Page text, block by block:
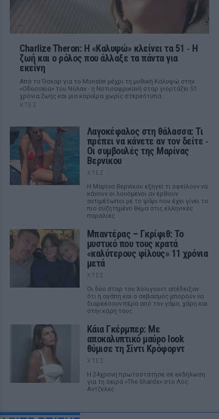
Charlize Theron: Η «Καλυψώ» κλείνει τα 51 ‑ H
ζωή και ο ρόλος που άλλαξε τα πάντα για
εκείνη
Από το Όσκαρ για το Monster μέχρι τη μυθική Καλυψώ στην
«Οδύσσεια» του Νόλαν - η Νοτιοαφρικανή σταρ γιορτάζει 51
χρόνια ζωής και μια καριέρα χωρίς στερεότυπα.
ΧΤΕΣ
Λαγοκέφαλος στη θάλασσα: Τι
πρέπει να κάνετε αν τον δείτε ‑
Οι συμβουλές της Μαρίνας
Βερνίκου
ΧΤΕΣ
Η Μαρίνα Βερνίκου εξηγεί τι οφείλουν να
κάνουν οι λουόμενοι αν έρθουν
αντιμέτωποι με το ψάρι που έχει γίνει το
πιο συζητημένο θέμα στις ελληνικές
παραλίες
Μπαντέρας – Γκρίφιθ: Το
μυστικό που τους κρατά
«καλύτερους φίλους» 11 χρόνια
μετά
ΧΤΕΣ
Οι δύο σταρ του Χόλιγουντ απέδειξαν
ότι η αγάπη και ο σεβασμός μπορούν να
διαρκέσουν πέρα από τον γάμο, χάρη και
στην κόρη τους.
Κάια Γκέρμπερ: Με
αποκαλυπτικό μαύρο look
θύμισε τη Σίντι Κρόφορντ
ΧΤΕΣ
Η 24χρονη πρωτοστάτησε σε εκδήλωση
για τη σειρά «The Shards» στο Λος
Αντζελες